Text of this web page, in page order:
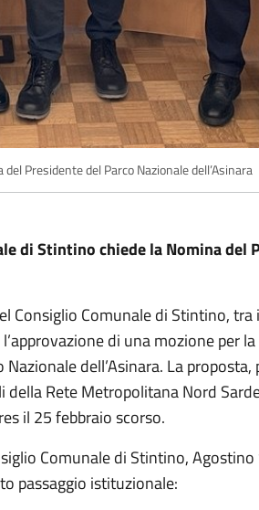
Presidente del Parco Nazionale dell’Asinara
di Stintino chiede la Nomina del
Consiglio Comunale di Stintino,
di una mozione per
dell’Asinara. La
della Rete Metropolitana Nord
il 25 febbraio scorso.
Comunale di Stintino,
passaggio istituzionale: